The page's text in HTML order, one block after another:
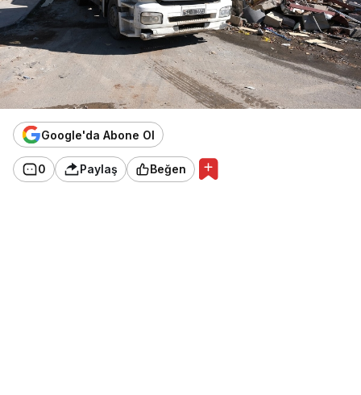
Google'da Abone Ol
0 Paylaş Beğen